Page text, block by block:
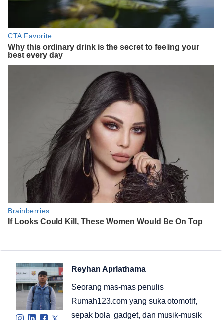
Reyhan Apriathama
Seorang mas-mas penulis
Rumah123.com yang suka otomotif,
sepak bola, gadget, dan musik-musik